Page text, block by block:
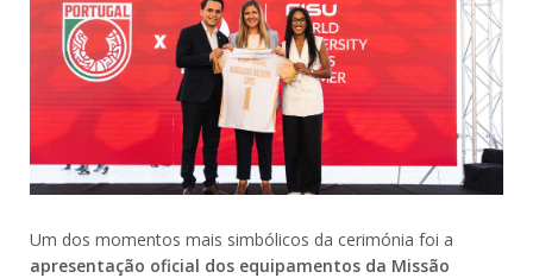
Um dos momentos mais simbólicos da cerimónia foi a
apresentação oficial dos equipamentos da Missão